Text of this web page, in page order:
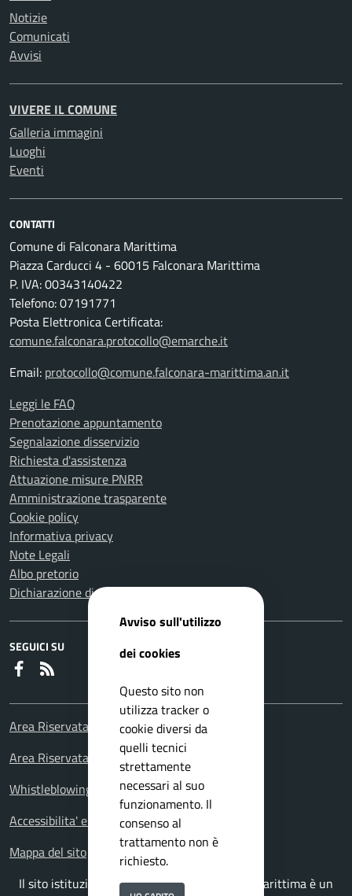
Notizie
Comunicati
Avvisi
VIVERE IL COMUNE
Galleria immagini
Luoghi
Eventi
CONTATTI
Comune di Falconara Marittima
Piazza Carducci 4 - 60015 Falconara Marittima
P. IVA: 00343140422
Telefono: 07191771
Posta Elettronica Certificata:
comune.falconara.protocollo@emarche.it
Email: protocollo@comune.falconara-marittima.an.it
Leggi le FAQ
Prenotazione appuntamento
Segnalazione disservizio
Richiesta d'assistenza
Attuazione misure PNRR
Amministrazione trasparente
Cookie policy
Informativa privacy
Note Legali
Albo pretorio
Dichiarazione di accessibilità
SEGUICI SU
Faceboook
Area Riservata Consiglieri Comunali
Area Riservata Polizia Locale
Whistleblowing – Segnalazioni illeciti
Accessibilita' e meccanismo di feedback
Mappa del sito
Il sito istituzionale del Comune di Falconara Marittima è un
Avviso sull'utilizzo
dei cookies
Questo sito non
utilizza tracker o
cookie diversi da
quelli tecnici
strettamente
necessari al suo
funzionamento. Il
consenso al
trattamento non è
richiesto.